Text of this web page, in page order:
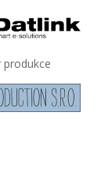
produkce